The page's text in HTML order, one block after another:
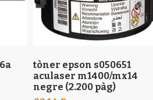
tòner epson s050651
aculaser m1400/mx14
negre (2.200 pàg)